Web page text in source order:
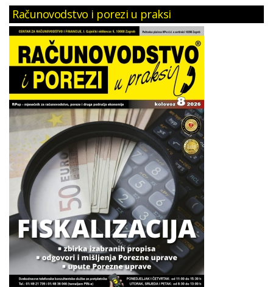
Računovodstvo i porezi u praksi